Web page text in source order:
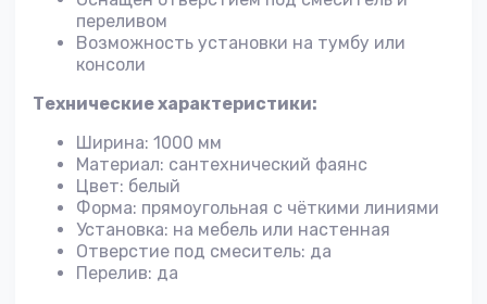
переливом
Возможность установки на тумбу или
консоли
Технические характеристики:
Ширина: 1000 мм
Материал: сантехнический фаянс
Цвет: белый
Форма: прямоугольная с чёткими линиями
Установка: на мебель или настенная
Отверстие под смеситель: да
Перелив: да